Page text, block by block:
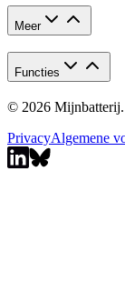
Meer
Functies
© 2026 Mijnbatterij.
PrivacyAlgemene